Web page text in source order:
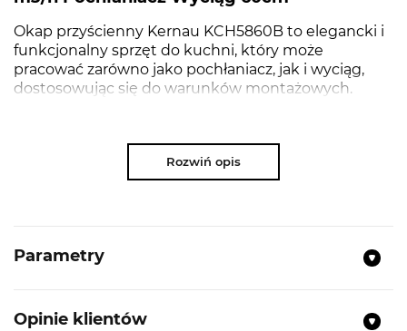
Okap przyścienny Kernau KCH5860B to elegancki i
funkcjonalny sprzęt do kuchni, który może
pracować zarówno jako pochłaniacz, jak i wyciąg,
dostosowując się do warunków montażowych.
samego źródła gotowania. Dotykowe sterowanie
oraz listwa LED zapewniają komfort obsługi i jasne
oświetlenie pola roboczego. Funkcja Timer
oszczędność i niższe rachunki.
Rozwiń opis
Parametry
Opinie klientów